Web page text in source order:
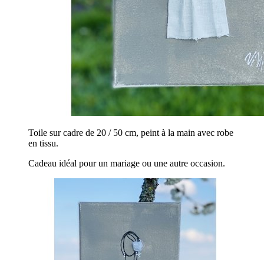
Toile sur cadre de 20 / 50 cm, peint à la main avec robe
en tissu.
Cadeau idéal pour un mariage ou une autre occasion.